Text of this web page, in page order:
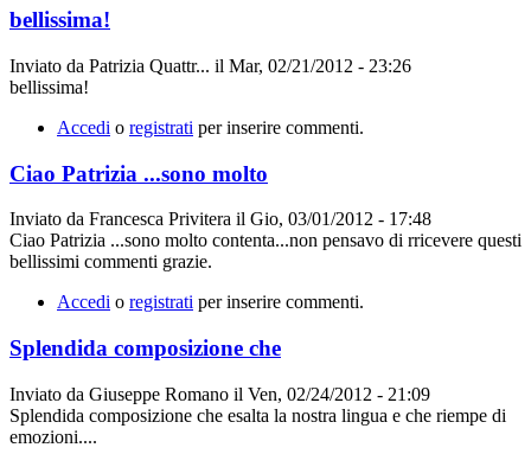
bellissima!
Inviato da Patrizia Quattr... il Mar, 02/21/2012 - 23:26
bellissima!
Accedi o registrati per inserire commenti.
Ciao Patrizia ...sono molto
Inviato da Francesca Privitera il Gio, 03/01/2012 - 17:48
Ciao Patrizia ...sono molto contenta...non pensavo di rricevere questi
bellissimi commenti grazie.
Accedi o registrati per inserire commenti.
Splendida composizione che
Inviato da Giuseppe Romano il Ven, 02/24/2012 - 21:09
Splendida composizione che esalta la nostra lingua e che riempe di
emozioni....